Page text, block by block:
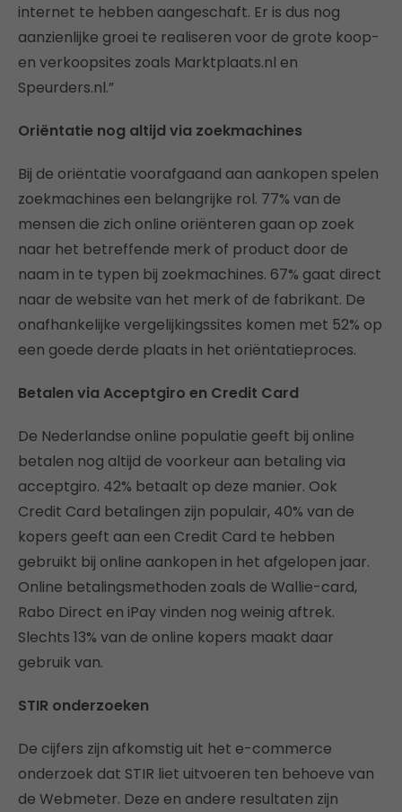
internet te hebben aangeschaft. Er is dus nog
aanzienlijke groei te realiseren voor de grote koop-
en verkoopsites zoals Marktplaats.nl en
Speurders.nl.”
Oriëntatie nog altijd via zoekmachines
Bij de oriëntatie voorafgaand aan aankopen spelen
zoekmachines een belangrijke rol. 77% van de
mensen die zich online oriënteren gaan op zoek
naar het betreffende merk of product door de
naam in te typen bij zoekmachines. 67% gaat direct
naar de website van het merk of de fabrikant. De
onafhankelijke vergelijkingssites komen met 52% op
een goede derde plaats in het oriëntatieproces.
Betalen via Acceptgiro en Credit Card
De Nederlandse online populatie geeft bij online
betalen nog altijd de voorkeur aan betaling via
acceptgiro. 42% betaalt op deze manier. Ook
Credit Card betalingen zijn populair, 40% van de
kopers geeft aan een Credit Card te hebben
gebruikt bij online aankopen in het afgelopen jaar.
Online betalingsmethoden zoals de Wallie-card,
Rabo Direct en iPay vinden nog weinig aftrek.
Slechts 13% van de online kopers maakt daar
gebruik van.
STIR onderzoeken
De cijfers zijn afkomstig uit het e-commerce
onderzoek dat STIR liet uitvoeren ten behoeve van
de Webmeter. Deze en andere resultaten zijn